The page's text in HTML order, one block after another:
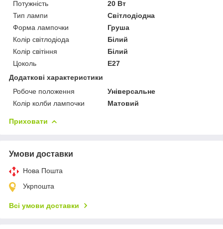
Потужність
20 Вт
Тип лампи
Світлодіодна
Форма лампочки
Груша
Колір світлодіода
Білий
Колір світіння
Білий
Цоколь
E27
Додаткові характеристики
Робоче положення
Універсальне
Колір колби лампочки
Матовий
Приховати
Умови доставки
Нова Пошта
Укрпошта
Всі умови доставки